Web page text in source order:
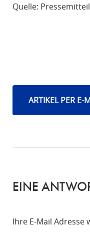
Quelle:
ARTIKEL PER E-
EINE
Ihre E-Mail